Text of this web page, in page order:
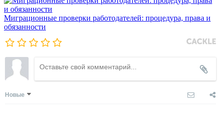
Миграционные проверки работодателей: процедура, права и
обязанности
Новые